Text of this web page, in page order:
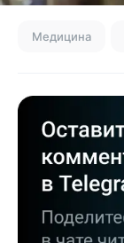
Медицина